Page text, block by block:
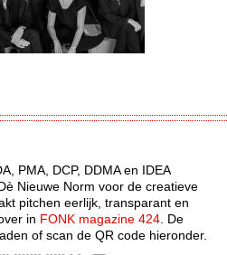
PMA, DCP, DDMA en IDEA
Nieuwe Norm voor de creatieve
pitchen eerlijk, transparant en
in FONK magazine 424 . De
of scan de QR code hieronder.